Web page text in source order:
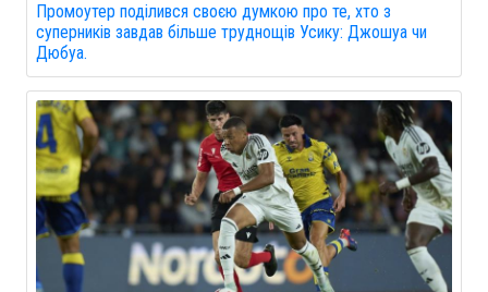
Промоутер поділився своєю думкою про те, хто з
суперників завдав більше труднощів Усику: Джошуа чи
Дюбуа.